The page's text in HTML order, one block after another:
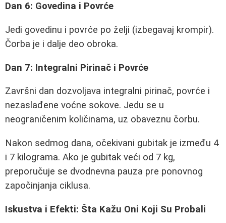
Dan 6: Govedina i Povrće
Jedi govedinu i povrće po želji (izbegavaj krompir).
Čorba je i dalje deo obroka.
Dan 7: Integralni Pirinač i Povrće
Završni dan dozvoljava integralni pirinač, povrće i
nezaslađene voćne sokove. Jedu se u
neograničenim količinama, uz obaveznu čorbu.
Nakon sedmog dana, očekivani gubitak je između 4
i 7 kilograma. Ako je gubitak veći od 7 kg,
preporučuje se dvodnevna pauza pre ponovnog
započinjanja ciklusa.
Iskustva i Efekti: Šta Kažu Oni Koji Su Probali